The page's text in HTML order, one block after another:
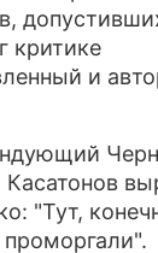
критике
и
"Тут,